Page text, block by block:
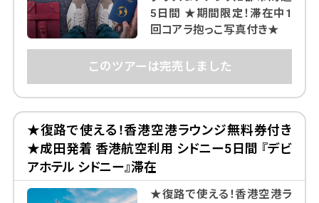
5日間 ★期間限定！滞在中1
回コアラ抱っこ写真付き★
このツアーは完売しました
★復路で使える！香港空港ラウンジ無料券付き
★成田発着 香港航空利用 シドニー5日間 『デビ
アホテル シドニー』滞在
★復路で使える！香港空港ラ